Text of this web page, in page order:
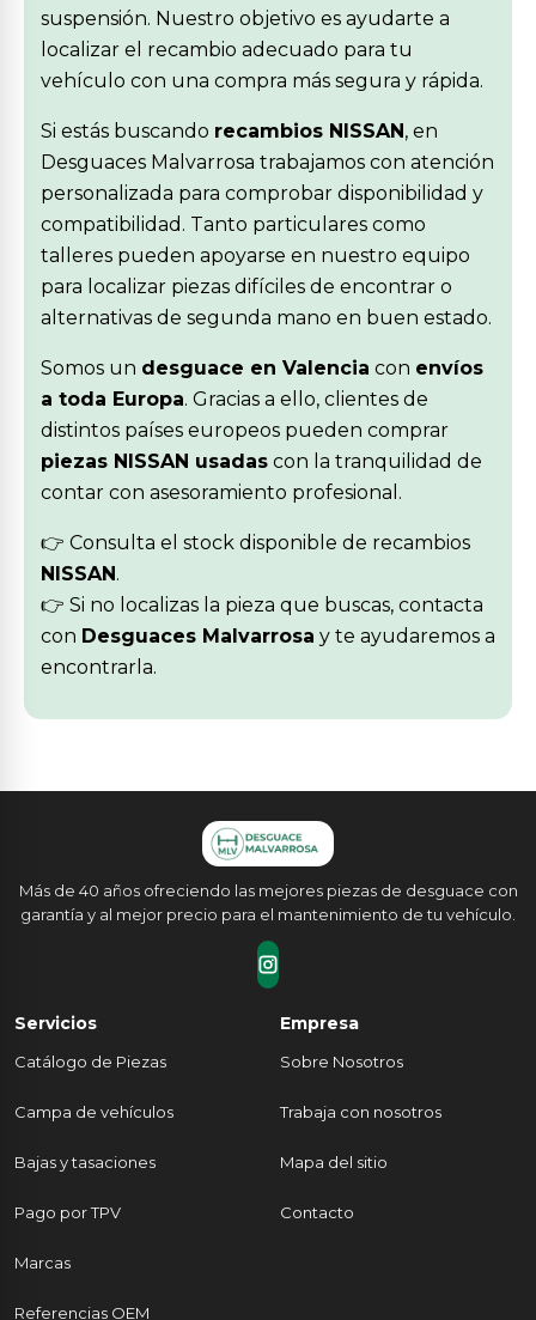
suspensión. Nuestro objetivo es ayudarte a
localizar el recambio adecuado para tu
vehículo con una compra más segura y rápida.
Si estás buscando recambios NISSAN, en
Desguaces Malvarrosa trabajamos con atención
personalizada para comprobar disponibilidad y
compatibilidad. Tanto particulares como
talleres pueden apoyarse en nuestro equipo
para localizar piezas difíciles de encontrar o
alternativas de segunda mano en buen estado.
Somos un desguace en Valencia con envíos
a toda Europa. Gracias a ello, clientes de
distintos países europeos pueden comprar
piezas NISSAN usadas con la tranquilidad de
contar con asesoramiento profesional.
👉 Consulta el stock disponible de recambios
NISSAN.
👉 Si no localizas la pieza que buscas, contacta
con Desguaces Malvarrosa y te ayudaremos a
encontrarla.
Más de 40 años ofreciendo las mejores piezas de desguace con
garantía y al mejor precio para el mantenimiento de tu vehículo.
Servicios
Catálogo de Piezas
Campa de vehículos
Bajas y tasaciones
Pago por TPV
Marcas
Referencias OEM
Empresa
Sobre Nosotros
Trabaja con nosotros
Mapa del sitio
Contacto